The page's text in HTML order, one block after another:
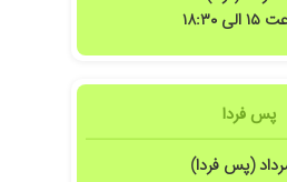
۱۸:۳۰
پس فردا